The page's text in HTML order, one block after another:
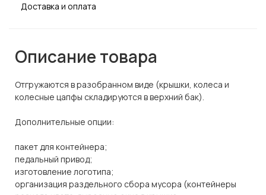
Доставка и оплата
Описание товара
Отгружаются в разобранном виде (крышки, колеса и
колесные цапфы складируются в верхний бак).
Дополнительные опции:
пакет для контейнера;
педальный привод;
изготовление логотипа;
организация раздельного сбора мусора (контейнеры